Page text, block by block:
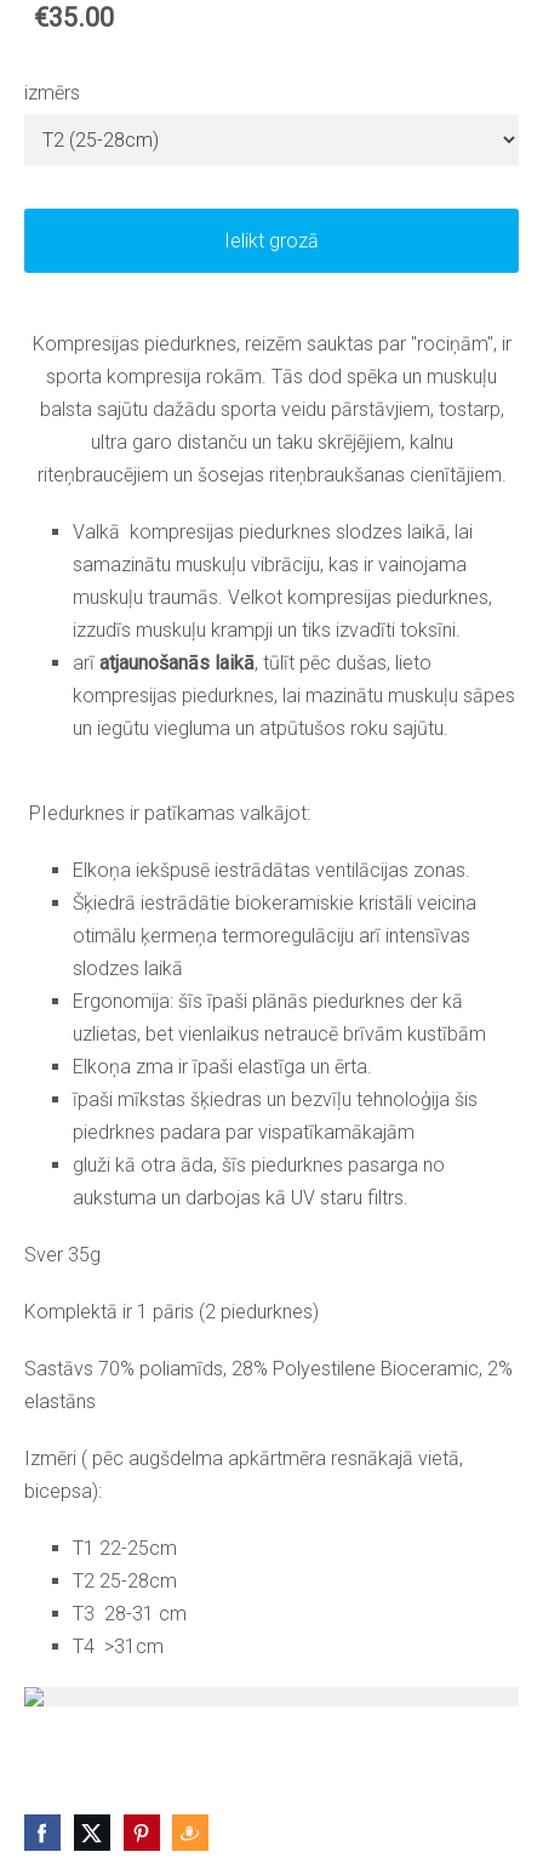
€35.00
izmērs
Ielikt grozā
Kompresijas piedurknes, reizēm sauktas par "rociņām", ir
sporta kompresija rokām. Tās dod spēka un muskuļu
balsta sajūtu dažādu sporta veidu pārstāvjiem, tostarp,
ultra garo distanču un taku skrējējiem, kalnu
riteņbraucējiem un šosejas riteņbraukšanas cienītājiem.
Valkā kompresijas piedurknes slodzes laikā, lai
samazinātu muskuļu vibrāciju, kas ir vainojama
muskuļu traumās. Velkot kompresijas piedurknes,
izzudīs muskuļu krampji un tiks izvadīti toksīni.
arī atjaunošanās laikā, tūlīt pēc dušas, lieto
kompresijas piedurknes, lai mazinātu muskuļu sāpes
un iegūtu viegluma un atpūtušos roku sajūtu.
PIedurknes ir patīkamas valkājot:
Elkoņa iekšpusē iestrādātas ventilācijas zonas.
Šķiedrā iestrādātie biokeramiskie kristāli veicina
otimālu ķermeņa termoregulāciju arī intensīvas
slodzes laikā
Ergonomija: šīs īpaši plānās piedurknes der kā
uzlietas, bet vienlaikus netraucē brīvām kustībām
Elkoņa zma ir īpaši elastīga un ērta.
īpaši mīkstas šķiedras un bezvīļu tehnoloģija šis
piedrknes padara par vispatīkamākajām
gluži kā otra āda, šīs piedurknes pasarga no
aukstuma un darbojas kā UV staru filtrs.
Sver 35g
Komplektā ir 1 pāris (2 piedurknes)
Sastāvs 70% poliamīds, 28% Polyestilene Bioceramic, 2%
elastāns
Izmēri ( pēc augšdelma apkārtmēra resnākajā vietā,
bicepsa):
T1 22-25cm
T2 25-28cm
T3 28-31 cm
T4 >31cm